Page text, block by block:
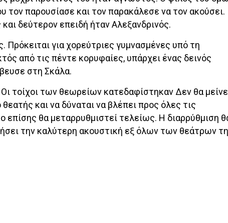
τον παρουσίασε και τον παρακάλεσε να τον ακούσει.
δεύτερον επειδή ήταν Αλεξανδρινός.
για χορεύτριες γυμνασμένες υπό τη
από τις πέντε κορυφαίες, υπάρχει ένας δεινός
στη Σκάλα.
τοίχοι των θεωρείων κατεδαφίστηκαν Δεν θα
και να δύναται να βλέπει προς όλες τις
θα μεταρρυθμιστεί τελείως. Η διαρρύθμιση
την καλύτερη ακουστική εξ όλων των θεάτρων